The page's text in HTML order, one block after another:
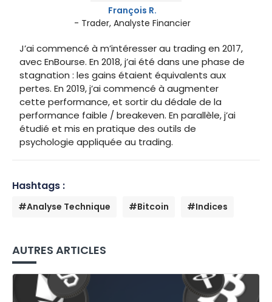
François R.
- Trader, Analyste Financier
J’ai commencé à m’intéresser au trading en 2017,
avec EnBourse. En 2018, j’ai été dans une phase de
stagnation : les gains étaient équivalents aux
pertes. En 2019, j’ai commencé à augmenter
cette performance, et sortir du dédale de la
performance faible / breakeven. En parallèle, j’ai
étudié et mis en pratique des outils de
psychologie appliquée au trading.
Hashtags :
#Analyse Technique #Bitcoin #Indices
AUTRES ARTICLES